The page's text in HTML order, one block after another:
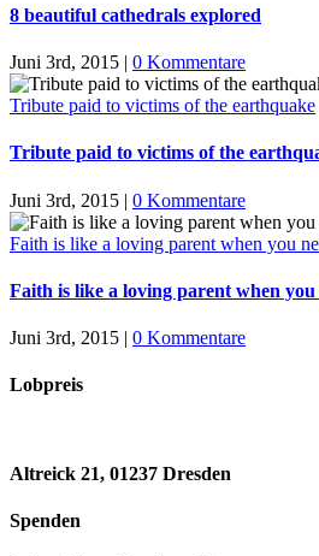
8 beautiful cathedrals explored
Juni 3rd, 2015 | 0 Kommentare
Tribute paid to victims of the earthquake
Tribute paid to victims of the
Juni 3rd, 2015 | 0 Kommentare
Faith is like a loving parent when you
Faith is like a loving parent when you
Juni 3rd, 2015 | 0 Kommentare
Lobpreis
Altreick 21, 01237 Dresden
Spenden